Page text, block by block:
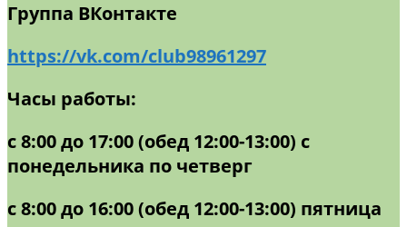
Группа ВКонтакте
https://vk.com/club98961297
Часы работы:
с 8:00 до 17:00 (обед 12:00-13:00) с
понедельника по четверг
с 8:00 до 16:00 (обед 12:00-13:00) пятница